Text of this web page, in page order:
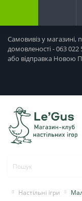
Самовивіз у магазині,
домовленості - 063 022
або відправка Новою
Настільні ігри